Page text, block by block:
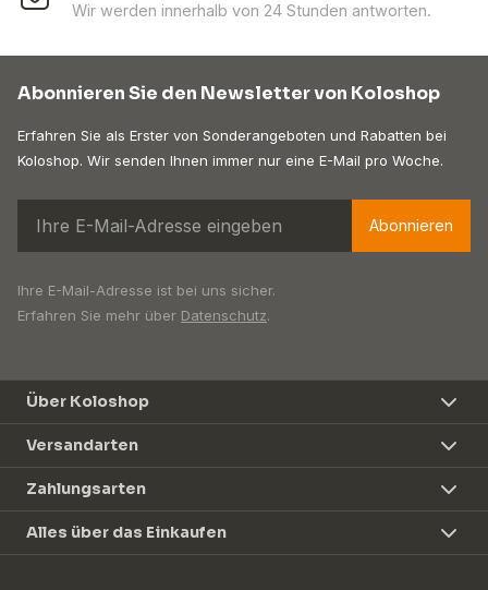
Wir werden innerhalb von 24 Stunden antworten.
Abonnieren Sie den Newsletter von Koloshop
Erfahren Sie als Erster von Sonderangeboten und Rabatten bei
Koloshop. Wir senden Ihnen immer nur eine E-Mail pro Woche.
Abonnieren
Ihre E-Mail-Adresse ist bei uns sicher.
Erfahren Sie mehr über Datenschutz.
Über Koloshop
Versandarten
Zahlungsarten
Alles über das Einkaufen